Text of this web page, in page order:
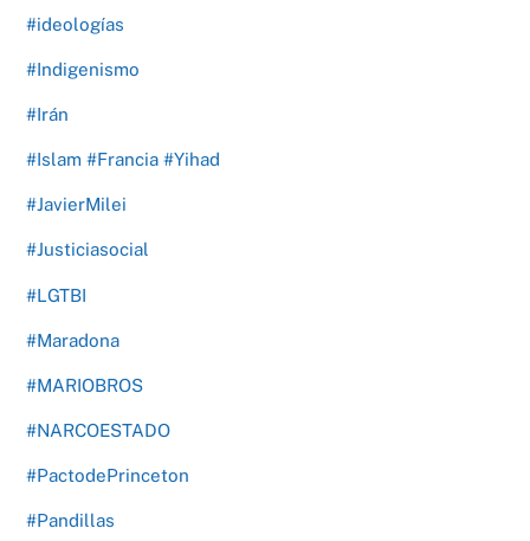
#ideologías
#Indigenismo
#Irán
#Islam #Francia #Yihad
#JavierMilei
#Justiciasocial
#LGTBI
#Maradona
#MARIOBROS
#NARCOESTADO
#PactodePrinceton
#Pandillas